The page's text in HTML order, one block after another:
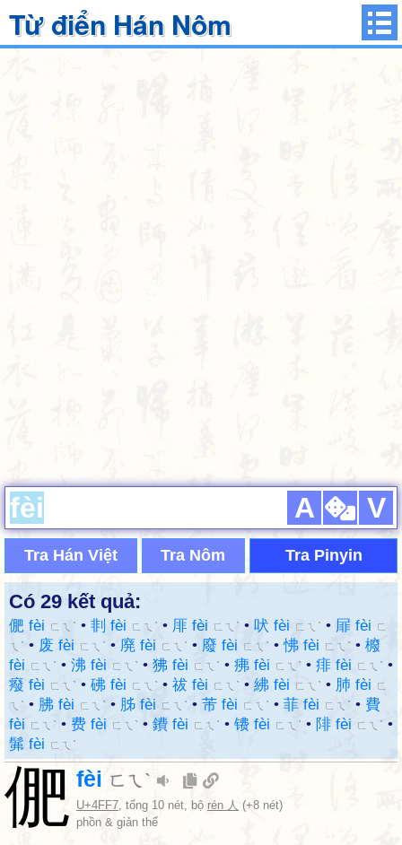
Từ điển Hán Nôm
A V
Tra Hán Việt Tra Nôm Tra Pinyin
Có 29 kết quả:
俷 fèi ㄈㄟˋ • 剕 fèi ㄈㄟˋ • 厞 fèi ㄈㄟˋ • 吠 fèi ㄈㄟˋ • 屝 fèi ㄈ
ㄟˋ • 废 fèi ㄈㄟˋ • 廃 fèi ㄈㄟˋ • 廢 fèi ㄈㄟˋ •怫 fèi ㄈㄟˋ • 櫠
fèi ㄈㄟˋ • 沸 fèi ㄈㄟˋ • 狒 fèi ㄈㄟˋ • 疿 fèi ㄈㄟˋ • 痱 fèi ㄈㄟˋ •
癈 fèi ㄈㄟˋ • 砩 fèi ㄈㄟˋ • 祓 fèi ㄈㄟˋ • 紼 fèi ㄈㄟˋ • 肺 fèi ㄈ
ㄟˋ • 胇 fèi ㄈㄟˋ • 胏 fèi ㄈㄟˋ • 芾 fèi ㄈㄟˋ • 菲 fèi ㄈㄟˋ • 費
fèi ㄈㄟˋ • 费 fèi ㄈㄟˋ • 鐨 fèi ㄈㄟˋ • 镄 fèi ㄈㄟˋ • 陫 fèi ㄈㄟˋ •
髴 fèi ㄈㄟˋ
俷 fèi ㄈㄟˋ
U+4FF7, tổng 10 nét, bộ rén 人 (+8 nét)
phồn & giản thể